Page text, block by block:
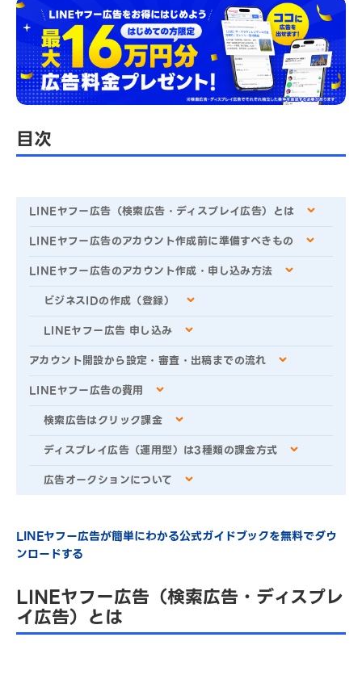
目次
LINEヤフー広告（検索広告・ディスプレイ広告）とは
LINEヤフー広告のアカウント作成前に準備すべきもの
LINEヤフー広告のアカウント作成・申し込み方法
ビジネスIDの作成（登録）
LINEヤフー広告 申し込み
アカウント開設から設定・審査・出稿までの流れ
LINEヤフー広告の費用
検索広告はクリック課金
ディスプレイ広告（運用型）は3種類の課金方式
広告オークションについて
LINEヤフー広告が簡単にわかる公式ガイドブックを無料でダウ
ンロードする
LINEヤフー広告（検索広告・ディスプレ
イ広告）とは